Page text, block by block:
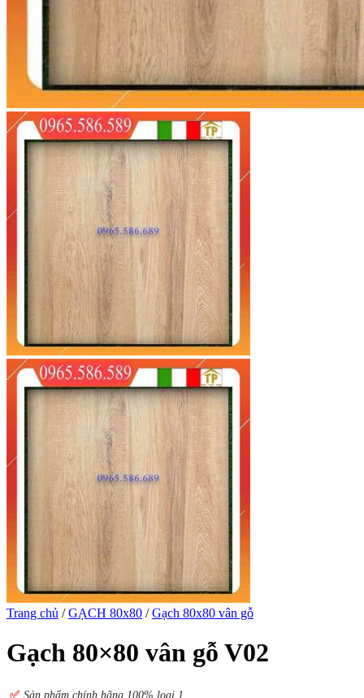
Trang chủ / GẠCH 80x80 / Gạch 80x80 vân gỗ
Gạch 80×80 vân gỗ V02
✅ Sản phẩm chính hãng 100% loại 1